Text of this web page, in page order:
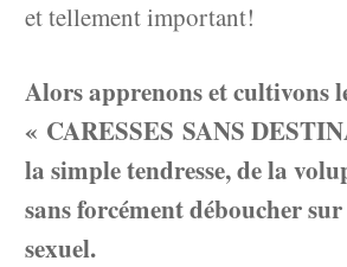
et tellement important!
Alors apprenons et cultivons
« CARESSES SANS
la simple tendresse, de la
sans forcément déboucher
sexuel.